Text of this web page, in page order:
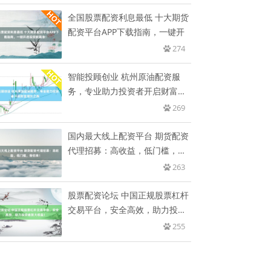
全国股票配资利息最低 十大期货
配资平台APP下载指南，一键开
274
智能投顾创业 杭州原油配资服
务，专业助力投资者开启财富增
269
国内最大线上配资平台 期货配资
代理招募：高收益，低门槛，等
263
股票配资论坛 中国正规股票杠杆
交易平台，安全高效，助力投资
255